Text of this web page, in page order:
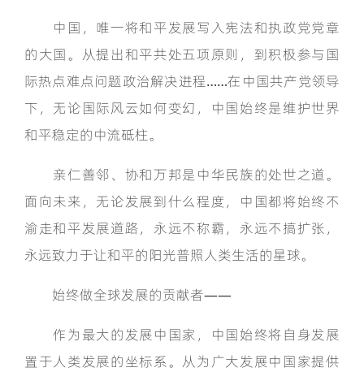
中国，唯一将和平发展写入宪法和执政党党章
的大国。从提出和平共处五项原则，到积极参与国
际热点难点问题政治解决进程……在中国共产党领导
下，无论国际风云如何变幻，中国始终是维护世界
和平稳定的中流砥柱。
亲仁善邻、协和万邦是中华民族的处世之道。
面向未来，无论发展到什么程度，中国都将始终不
渝走和平发展道路，永远不称霸，永远不搞扩张，
永远致力于让和平的阳光普照人类生活的星球。
始终做全球发展的贡献者——
作为最大的发展中国家，中国始终将自身发展
置于人类发展的坐标系。从为广大发展中国家提供